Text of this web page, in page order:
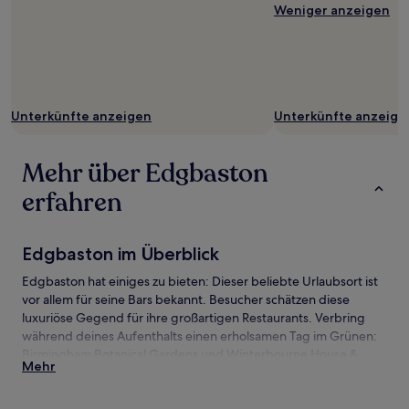
Unterkünfte anzeigen
Weniger anzeigen
Unterkünfte
Mehr über Edgbaston
erfahren
Edgbaston im Überblick
Edgbaston hat einiges zu bieten: Dieser beliebte Urlaubsort ist
vor allem für seine Bars bekannt. Besucher schätzen diese
luxuriöse Gegend für ihre großartigen Restaurants. Verbring
während deines Aufenthalts einen erholsamen Tag im Grünen:
Garden. Es gibt noch viel mehr zu entdecken, darunter auch
Mehr